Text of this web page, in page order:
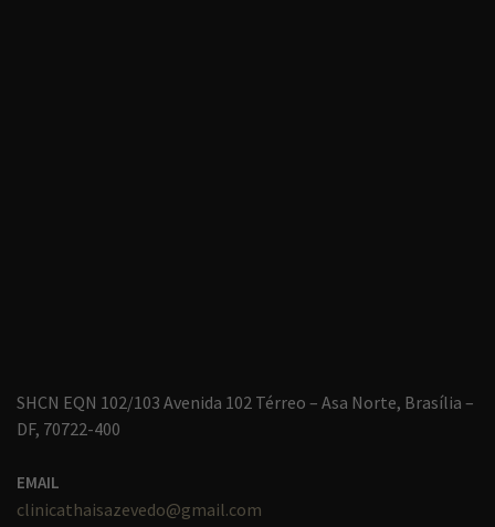
SHCN EQN 102/103 Avenida 102 Térreo – Asa Norte, Brasília –
DF, 70722-400
EMAIL
clinicathaisazevedo@gmail.com